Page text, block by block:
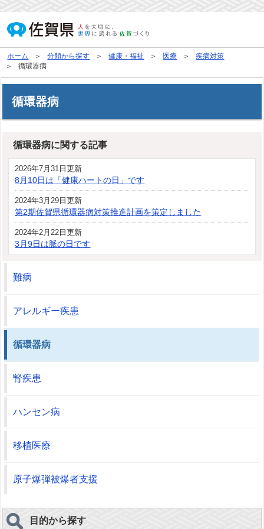
ホーム 分類から探す 健康・福祉 医療
疾病対策
循環器病
循環器病
循環器病に関する記事
2026年7月31日更新
8月10日は「健康ハートの日」です
2024年3月29日更新
第2期佐賀県循環器病対策推進計画を策定しました
2024年2月22日更新
3月9日は脈の日です
難病
アレルギー疾患
循環器病
腎疾患
ハンセン病
移植医療
原子爆弾被爆者支援
目的から探す